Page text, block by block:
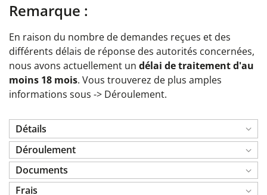
Remarque :
En raison du nombre de demandes reçues et des
différents délais de réponse des autorités concernées,
nous avons actuellement un délai de traitement d'au
moins 18 mois. Vous trouverez de plus amples
informations sous -> Déroulement.
Détails
Déroulement
Documents
Frais